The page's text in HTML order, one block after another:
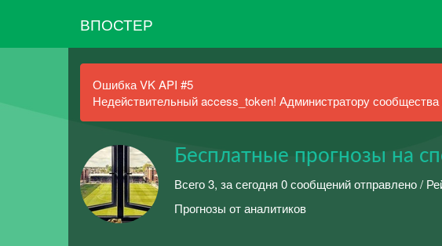
ВПОСТЕР
Ошибка VK API #5
Недействительный access_token! Администратору сообщества
Бесплатные прогнозы на
Всего 3, за сегодня 0 сообщений отправлено /
Прогнозы от аналитиков